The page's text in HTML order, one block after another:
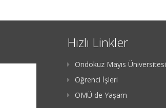
Hızlı Linkler
Ondokuz Mayıs Üniversitesi
Öğrenci İşleri
OMÜ de Yaşam